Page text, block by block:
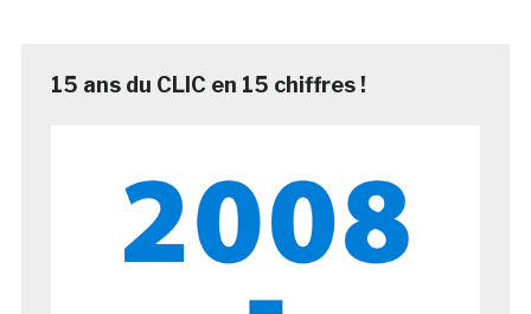
15 ans du CLIC en 15 chiffres !